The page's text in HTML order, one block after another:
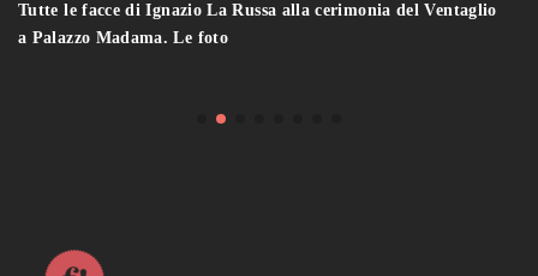
Tutte le facce di Ignazio La Russa alla cerimonia del Ventaglio
a Palazzo Madama. Le foto